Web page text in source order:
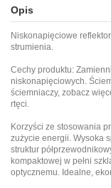
Opis
Niskonapięciowe
strumienia.
Cechy produktu:
niskonapięciowych.
ściemniaczy, zobacz
rtęci.
Korzyści ze stosowania
zużycie energii. Wysoka
struktur
kompaktowej w pełni
optycznemu. Idealne,